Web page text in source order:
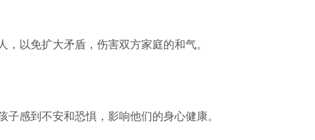
以免扩大矛盾，伤害双方家庭的和气。
感到不安和恐惧，影响他们的身心健康。